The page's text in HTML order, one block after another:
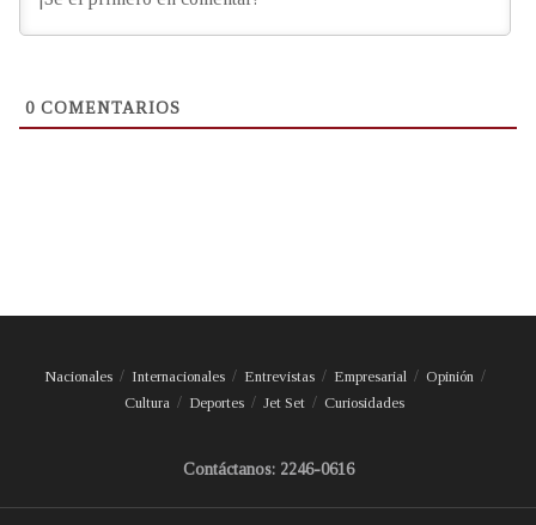
0 COMENTARIOS
Nacionales Internacionales Entrevistas Empresarial
Opinión
Cultura
Deportes Jet Set Curiosidades
Contáctanos: 2246-0616